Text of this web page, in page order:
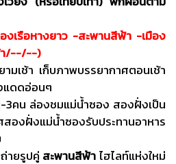
รือหางยาว -สะพานสีฟ้า -เมือง
า/--/--)
ช้า เก็บภาพบรรยากาศตอนเช้า
แดดอ่อนๆ
3คน ล่องชมแม่น้ำซอง สองฝั่งเป็น
องฝั่งแม่น้ำซองรับประทานอาหาร
ายรูปคู่ สะพานสีฟ้าไฮไลท์แห่งใหม่